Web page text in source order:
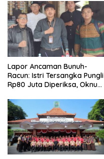
Lapor Ancaman Bunuh-
Racun: Istri Tersangka Pungli
Rp80 Juta Diperiksa, Oknum
Disdagperin